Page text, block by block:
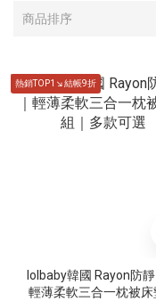
商品排序
熱銷TOP1↘結帳9折
lolbaby韓國 Rayon防靜
輕薄柔軟三合一枕被床